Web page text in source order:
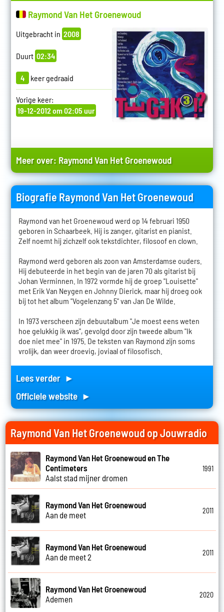
Raymond Van Het Groenewoud
Uitgebracht in 2008
Duurt 02:34
4 keer gedraaid
Vorige keer:
19-12-2012 om 02:05 uur
Meer over: Raymond Van Het Groenewoud
Biografie Raymond Van Het Groenewoud
Raymond van het Groenewoud werd op 14 februari 1950
geboren in Schaarbeek. Hij is zanger, gitarist en pianist.
Zelf noemt hij zichzelf ook tekstdichter, filosoof en clown.
Raymond werd geboren als zoon van Amsterdamse ouders.
Hij debuteerde in het begin van de jaren 70 als gitarist bij
Johan Verminnen. In 1972 vormde hij de groep "Louisette"
met Erik Van Neygen en Johnny Dierick, maar hij droeg ook
bij tot het album "Vogelenzang 5" van Jan De Wilde.
In 1973 verscheen zijn debuutalbum "Je moest eens weten
hoe gelukkig ik was", gevolgd door zijn tweede album "Ik
doe niet mee" in 1975. De teksten van Raymond zijn soms
vrolijk, dan weer droevig, joviaal of filosofisch.
Lees verder ►
Officiele website ►
Raymond Van Het Groenewoud op Jouwradio
Raymond Van Het Groenewoud en The
Centimeters
Aalst stad mijner dromen
1991
Raymond Van Het Groenewoud
Aan de meet
2011
Raymond Van Het Groenewoud
Aan de meet 2
2011
Raymond Van Het Groenewoud
Ademen
2020